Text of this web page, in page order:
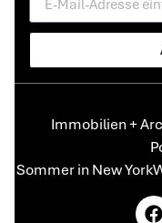
Immobilien +
Sommer in New York